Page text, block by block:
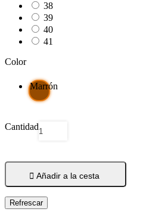
38
39
40
41
Color
Marrón
Cantidad
 Añadir a la cesta